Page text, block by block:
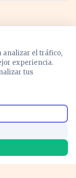
mercados,
actualizada
dinero y tu
analizar el tráfico,
experiencia.
tus